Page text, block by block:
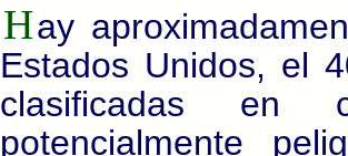
Hay
Estados Unidos, el
clasificadas en
potencialmente